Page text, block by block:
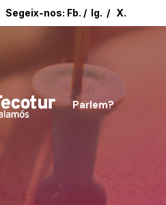
Segeix-nos: Fb. / Ig. / X.
Parlem?